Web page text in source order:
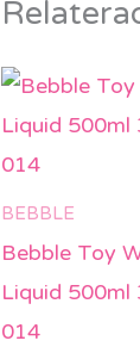
BEBBLE
Bebble Toy
Liquid 500ml
014
Det
priset